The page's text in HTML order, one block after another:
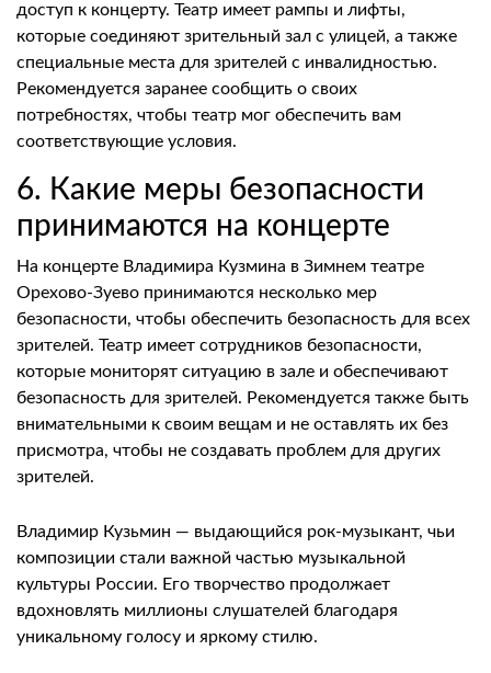
доступ к концерту. Театр имеет рампы и лифты,
которые соединяют зрительный зал с улицей, а также
специальные места для зрителей с инвалидностью.
Рекомендуется заранее сообщить о своих
потребностях, чтобы театр мог обеспечить вам
соответствующие условия.
6. Какие меры безопасности
принимаются на концерте
На концерте Владимира Кузмина в Зимнем театре
Орехово-Зуево принимаются несколько мер
безопасности, чтобы обеспечить безопасность для всех
зрителей. Театр имеет сотрудников безопасности,
которые мониторят ситуацию в зале и обеспечивают
безопасность для зрителей. Рекомендуется также быть
внимательными к своим вещам и не оставлять их без
присмотра, чтобы не создавать проблем для других
зрителей.
Владимир Кузьмин — выдающийся рок-музыкант, чьи
композиции стали важной частью музыкальной
культуры России. Его творчество продолжает
вдохновлять миллионы слушателей благодаря
уникальному голосу и яркому стилю.